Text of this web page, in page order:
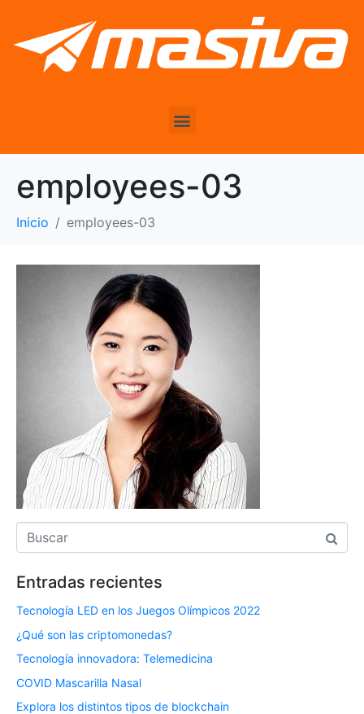
employees-03
Inicio employees-03
Entradas recientes
Tecnología LED en los Juegos Olímpicos 2022
¿Qué son las criptomonedas?
Tecnología innovadora: Telemedicina
COVID Mascarilla Nasal
Explora los distintos tipos de blockchain